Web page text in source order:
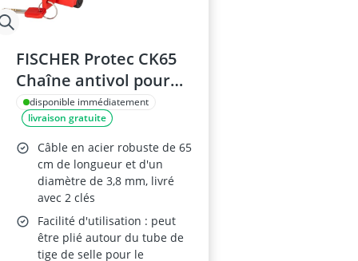
FISCHER Protec CK65
Chaîne antivol pour
vélo – 65 cm, bleu, 2
clés, pour vélos
d'enfants
disponible immédiatement
livraison gratuite
Câble en acier robuste de 65
cm de longueur et d'un
diamètre de 3,8 mm, livré
avec 2 clés
Facilité d'utilisation : peut
être plié autour du tube de
tige de selle pour le